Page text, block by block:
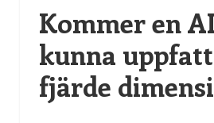
Kommer en
kunna
fjärde